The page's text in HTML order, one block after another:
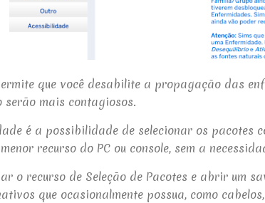
que você desabilite a propagação das
serão mais contagiosos.
é a possibilidade de selecionar os pacotes
recurso do PC ou console, sem a
o recurso de Seleção de Pacotes e abrir um
que ocasionalmente possua, como